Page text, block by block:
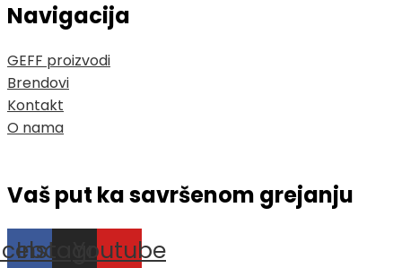
Navigacija
GEFF proizvodi
Brendovi
Kontakt
O nama
Vaš put ka savršenom grejanju
Instagram
Youtube